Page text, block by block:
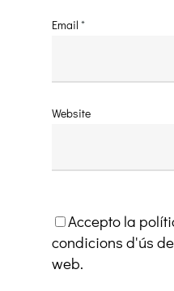
Email *
Website
Accepto la
condicions d'ús
web.